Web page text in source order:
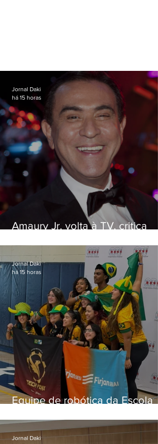
Amaury Jr. volta à TV, critica
viraram colunistas de si
Jornal Daki
há 15 horas
Equipe de robótica da Escola
prêmio internacional nos EUA
Jornal Daki
há 15 horas
Jornal Daki